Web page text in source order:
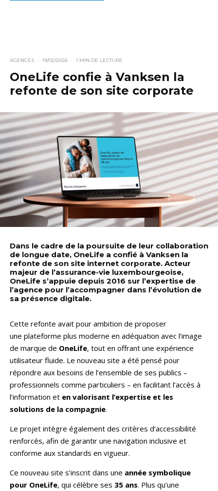
AGENCES · 19/02/2026 · 1 MIN DE LECTURE
OneLife confie à Vanksen la
refonte de son site corporate
Dans le cadre de la poursuite de leur collaboration
de longue date, OneLife a confié à Vanksen la
refonte de son site internet corporate. Acteur
majeur de l’assurance-vie luxembourgeoise,
OneLife s’appuie depuis 2016 sur l’expertise de
l’agence pour l’accompagner dans l’évolution de
sa présence digitale.
Cette refonte avait pour ambition de proposer
une plateforme plus moderne en adéquation avec l’image
de marque de OneLife, tout en offrant une expérience
utilisateur fluide. Le nouveau site a été pensé pour
répondre aux besoins de l’ensemble de ses publics –
professionnels comme particuliers – en facilitant l’accès à
l’information et en valorisant l’expertise et les
solutions de la compagnie.
Le projet intègre également des critères d’accessibilité
renforcés, afin de garantir une navigation inclusive et
conforme aux standards en vigueur.
Ce nouveau site s’inscrit dans une année symbolique
pour OneLife, qui célèbre ses 35 ans. Plus qu’une